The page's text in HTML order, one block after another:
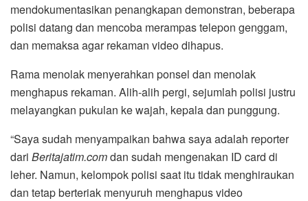
mendokumentasikan penangkapan demonstran, beberapa
polisi datang dan mencoba merampas telepon genggam,
dan memaksa agar rekaman video dihapus.
Rama menolak menyerahkan ponsel dan menolak
menghapus rekaman. Alih-alih pergi, sejumlah polisi justru
melayangkan pukulan ke wajah, kepala dan punggung.
“Saya sudah menyampaikan bahwa saya adalah reporter
dari Beritajatim.comdan sudah mengenakan ID card di
leher. Namun, kelompok polisi saat itu tidak menghiraukan
dan tetap berteriak menyuruh menghapus video